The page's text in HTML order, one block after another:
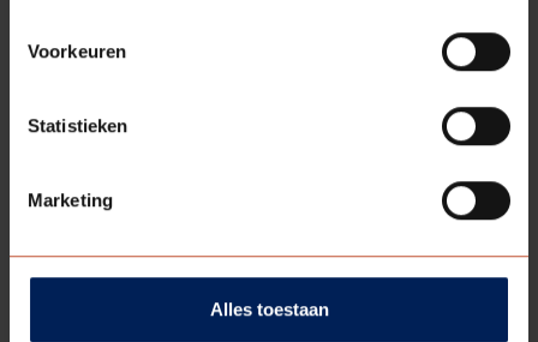
Voorkeuren
Statistieken
Marketing
Alles toestaan